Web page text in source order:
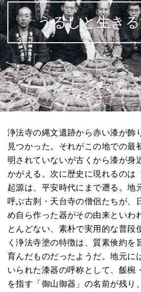
うるしと生き
浄法寺の縄文遺跡から赤い漆が飾
見つかった。それがこの地での最
明されていないが古くから漆が身
かがえる。次に歴史に現れるのは
起源は、平安時代にまで遡る。地
呼ぶ古刹・天台寺の僧侶たちが、
め自ら作った器がその由来といわ
とんどない、素朴で実用的な普段
く浄法寺塗の特徴は、質素倹約を
育んだものだったようだ。地元に
いられた漆器の呼称として、飯椀
を指す「御山御器」の名前が残り